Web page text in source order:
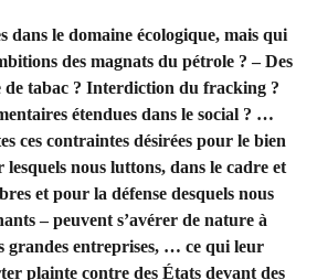
dans le domaine écologique, mais qui
des magnats du pétrole ? – Des
de tabac ? Interdiction du fracking ?
étendues dans le social ? …
ces contraintes désirées pour le bien
lesquels nous luttons, dans le cadre et
et pour la défense desquels nous
– peuvent s’avérer de nature à
grandes entreprises, … ce qui leur
plainte contre des États devant des